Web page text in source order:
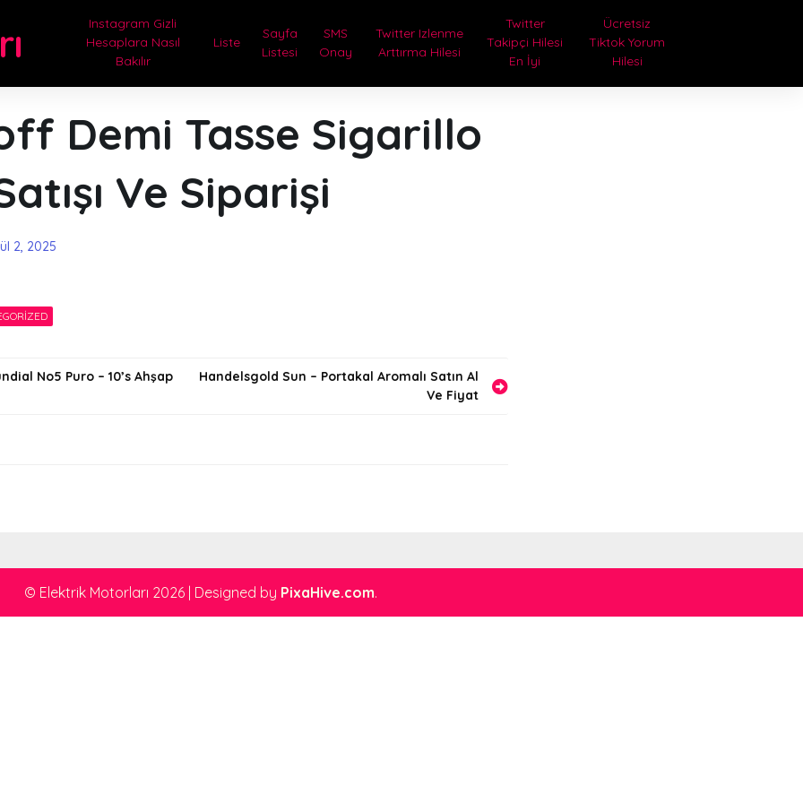
Instagram Gizli
Hesaplara Nasıl
Bakılır
Liste
Sayfa
Listesi
SMS
Onay
Twitter Izlenme
Arttırma Hilesi
Twitter
Takipçi Hilesi
En İyi
Ücretsiz
Tiktok Yorum
Hilesi
Demi Tasse Sigarillo
Ve Siparişi
2, 2025
No5 Puro – 10’s Ahşap
Handelsgold Sun – Portakal Aromalı Satın Al
Ve Fiyat
© Elektrik Motorları 2026 Designed by PixaHive.com.